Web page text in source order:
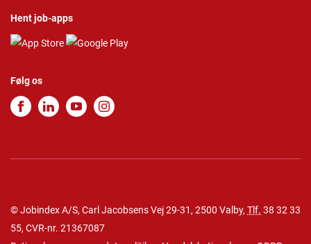
Hent job-apps
Følg os
© Jobindex A/S, Carl Jacobsens Vej 29-31, 2500 Valby, Tlf. 38 32 33
55, CVR-nr. 21367087